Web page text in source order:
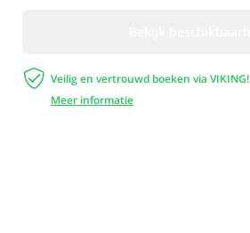
 Veilig en vertrouwd boeken via VIKING!
Meer informatie